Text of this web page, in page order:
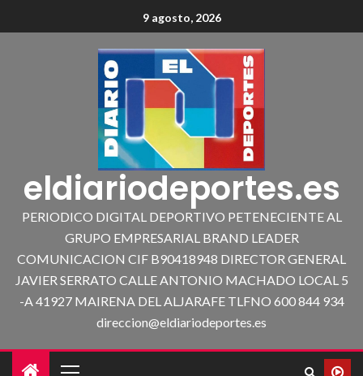
9 agosto, 2026
eldiariodeportes.es
PERIODICO DIGITAL DEPORTIVO PETENECIENTE AL
GRUPO EMPRESARIAL BRAND LEADER
COMUNICACION CIF B90418948 DIRECTOR GENERAL
JAVIER SERRATO CALLE ANTONIO MACHADO LOCAL 5
-A 41927 MAIRENA DEL ALJARAFE TLFNO 600 844 934
direccion@eldiariodeportes.es